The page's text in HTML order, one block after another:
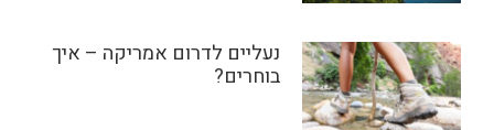
נעליים לדרום אמריקה – איך
בוחרים?